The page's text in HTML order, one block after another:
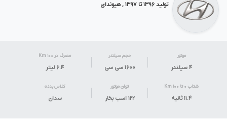
تولید ۱۳۹۶ تا ۱۳۹۷ , هیوندای
موتور
۴ سیلندر
حجم سیلندر
۱۶۰۰ سی سی
مصرف در ۱۰۰ Km
۶.۴ لیتر
شتاب ۰ تا ۱۰۰ Km
۱۱.۴ ثانیه
توان موتور
۱۲۲ اسب بخار
کلاس بدنه
سدان